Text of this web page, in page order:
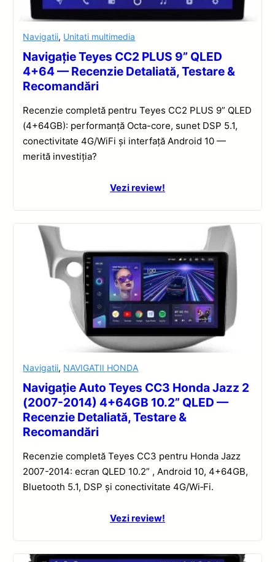
Navigatii, Unitati multimedia
Navigație Teyes CC2 PLUS 9” QLED
4+64 — Recenzie Detaliată, Testare &
Recomandări
Recenzie completă pentru Teyes CC2 PLUS 9” QLED
(4+64GB): performanță Octa-core, sunet DSP 5.1,
conectivitate 4G/WiFi și interfață Android 10 —
merită investiția?
Vezi review!
Navigatii, NAVIGATII HONDA
Navigație Auto Teyes CC3 Honda Jazz 2
(2007-2014) 4+64GB 10.2” QLED —
Recenzie Detaliată, Testare &
Recomandări
Recenzie completă Teyes CC3 pentru Honda Jazz
2007-2014: ecran QLED 10.2” , Android 10, 4+64GB,
Bluetooth 5.1, DSP și conectivitate 4G/Wi‑Fi.
Vezi review!